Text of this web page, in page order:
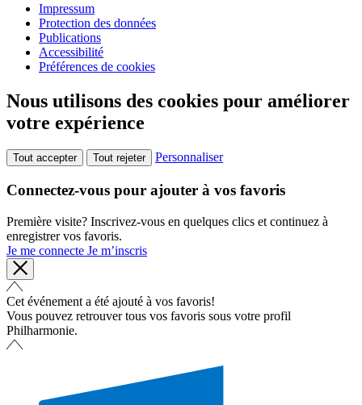
Impressum
Protection des données
Publications
Accessibilité
Préférences de cookies
Nous utilisons des cookies pour améliorer
votre expérience
Tout accepter Tout rejeter Personnaliser
Connectez-vous pour ajouter à vos favoris
Première visite? Inscrivez-vous en quelques clics et continuez à
enregistrer vos favoris.
Je me connecte Je m’inscris
Cet événement a été ajouté à vos favoris!
Vous pouvez retrouver tous vos favoris sous votre profil
Philharmonie.